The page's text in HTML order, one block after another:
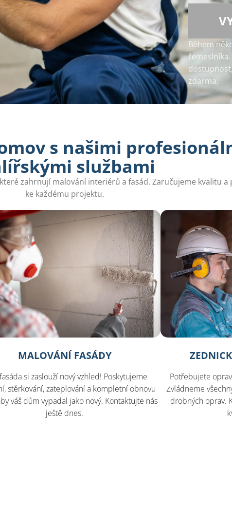
Během
zdarma.
s našimi
službami
zahrnují malování interiérů a fasád. Zaručujeme kvalitu
ke každému projektu.
MALOVÁNÍ FASÁDY
si zaslouží nový vzhled! Poskytujeme
stěrkování, zateplování a kompletní obnovu
váš dům vypadal jako nový. Kontaktujte nás
ještě dnes.
Potřebujete
Zvládneme
drobných oprav.